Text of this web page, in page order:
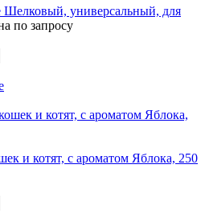
Шелковый, универсальный, для
по запросу
и котят, с ароматом Яблока, 250